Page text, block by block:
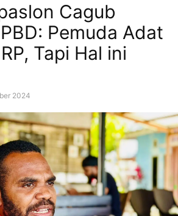
Cagub
Pemuda Adat
Tapi Hal ini
2024